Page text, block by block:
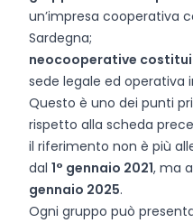
un’impresa cooperativa
Sardegna;
neocooperative
sede legale ed operativa
Questo è uno dei punti
rispetto alla scheda
il riferimento non è più
dal 1° gennaio 2021, ma
gennaio 2025.
Ogni gruppo può